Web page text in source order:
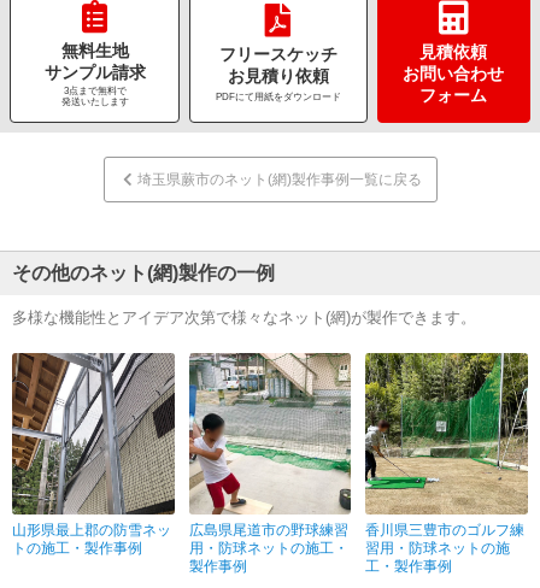
無料生地
サンプル請求
3点まで無料で
発送いたします
フリースケッチ
お見積り依頼
PDFにて用紙をダウンロード
見積依頼
お問い合わせ
フォーム
埼玉県蕨市のネット(網)製作事例一覧に戻る
その他のネット(網)製作の一例
多様な機能性とアイデア次第で様々なネット(網)が製作できます。
山形県最上郡の防雪ネッ
トの施工・製作事例
広島県尾道市の野球練習
用・防球ネットの施工・
製作事例
香川県三豊市のゴルフ練
習用・防球ネットの施
工・製作事例